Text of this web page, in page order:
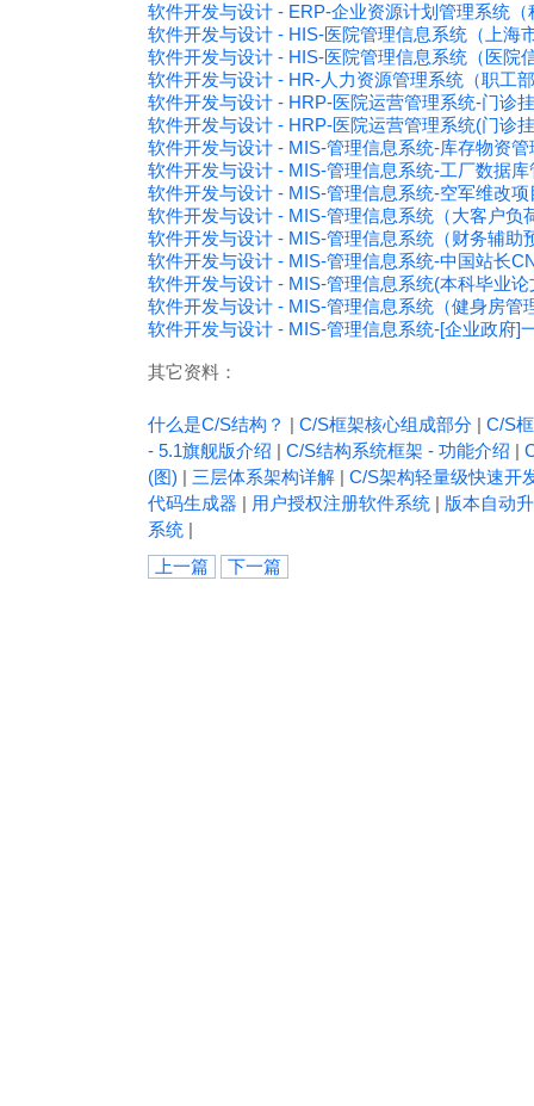
软件开发与设计 - ERP-企业资源计划管理系统
软件开发与设计 - HIS-医院管理信息系统（上海
软件开发与设计 - HIS-医院管理信息系统（医院
软件开发与设计 - HR-人力资源管理系统（职工
软件开发与设计 - HRP-医院运营管理系统-门诊
软件开发与设计 - HRP-医院运营管理系统(门诊
软件开发与设计 - MIS-管理信息系统-库存物资
软件开发与设计 - MIS-管理信息系统-工厂数据
软件开发与设计 - MIS-管理信息系统-空军维改
软件开发与设计 - MIS-管理信息系统（大客户负
软件开发与设计 - MIS-管理信息系统（财务辅助
软件开发与设计 - MIS-管理信息系统-中国站长
软件开发与设计 - MIS-管理信息系统(本科毕业
软件开发与设计 - MIS-管理信息系统（健身房管
软件开发与设计 - MIS-管理信息系统-[企业政府]
其它资料：
什么是C/S结构？ | C/S框架核心组成部分 | C/S
- 5.1旗舰版介绍 | C/S结构系统框架 - 功能介绍 |
(图) | 三层体系架构详解 | C/S架构轻量级快速开
代码生成器 | 用户授权注册软件系统 | 版本自动
系统 |
上一篇
下一篇